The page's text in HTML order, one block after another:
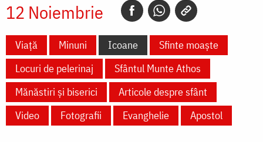
12 Noiembrie
Viață Minuni Icoane
Sfinte moaște
Locuri de pelerinaj
Sfântul Munte Athos
Mănăstiri și biserici
Articole despre sfânt
Video
Fotografii Evanghelie Apostol